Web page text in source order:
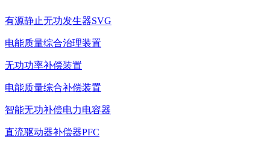
有源静止无功发生器SVG
电能质量综合治理装置
无功功率补偿装置
电能质量综合补偿装置
智能无功补偿电力电容器
直流驱动器补偿器PFC